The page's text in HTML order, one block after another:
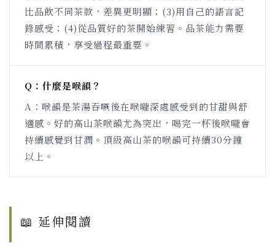
比品飲不同茶款，差異更明顯；(3)用自己的語言記
錄感受；(4)從品質好的茶開始練習。品茶能力需要
時間累積，享受過程最重要。
Q：什麼是喉韻？
A：喉韻是茶湯吞嚥後在喉嚨深處感受到的甘甜與舒
適感。好的高山茶喉韻尤為突出，喝完一杯後喉嚨會
持續感覺到甘潤。頂級高山茶的喉韻可持續30分鐘
以上。
📖 延伸閱讀